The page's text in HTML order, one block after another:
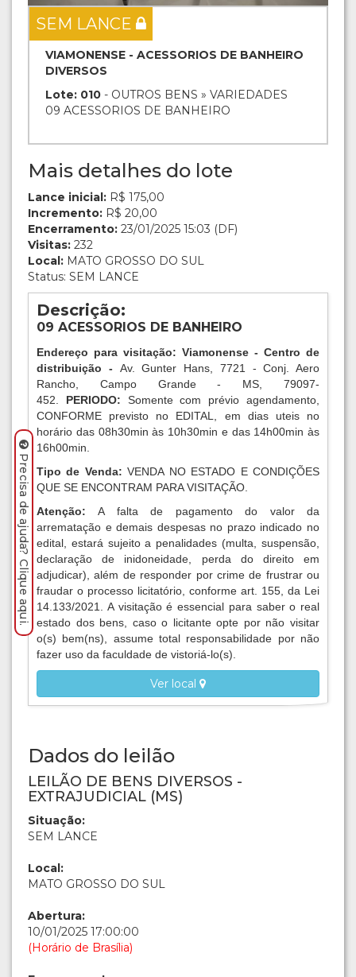
SEM LANCE
VIAMONENSE - ACESSORIOS DE BANHEIRO
DIVERSOS
Lote: 010 - OUTROS BENS » VARIEDADES
09 ACESSORIOS DE BANHEIRO
Mais detalhes do lote
Lance inicial: R$ 175,00
Incremento: R$ 20,00
Encerramento: 23/01/2025 15:03 (DF)
Visitas: 232
Local: MATO GROSSO DO SUL
Status: SEM LANCE
Descrição:
09 ACESSORIOS DE BANHEIRO
Endereço para visitação: Viamonense - Centro de
distribuição - Av. Gunter Hans, 7721 - Conj. Aero
Rancho, Campo Grande - MS, 79097-
452. PERIODO: Somente com prévio agendamento,
CONFORME previsto no EDITAL, em dias uteis no
horário das 08h30min às 10h30min e das 14h00min às
16h00min.
Tipo de Venda:VENDA NO ESTADO E CONDIÇÕES
QUE SE ENCONTRAM PARA VISITAÇÃO.
Atenção:A falta de pagamento do valor da
arrematação e demais despesas no prazo indicado no
edital, estará sujeito a penalidades (multa, suspensão,
declaração de inidoneidade, perda do direito em
adjudicar), além de responder por crime de frustrar ou
fraudar o processo licitatório, conforme art. 155, da Lei
14.133/2021. A visitação é essencial para saber o real
estado dos bens, caso o licitante opte por não visitar
o(s) bem(ns), assume total responsabilidade por não
fazer uso da faculdade de vistoriá-lo(s).
Ver local
Dados do leilão
LEILÃO DE BENS DIVERSOS -
EXTRAJUDICIAL (MS)
Situação:
SEM LANCE
Local:
MATO GROSSO DO SUL
Abertura:
10/01/2025 17:00:00
(Horário de Brasília)
Precisa de ajuda? Clique aqui.